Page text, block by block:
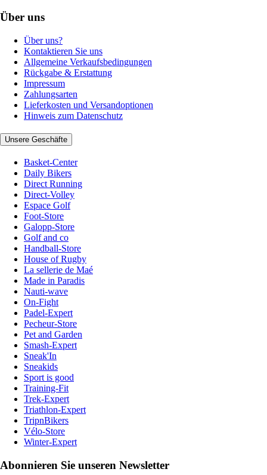
Über uns
Über uns?
Kontaktieren Sie uns
Allgemeine Verkaufsbedingungen
Rückgabe & Erstattung
Impressum
Zahlungsarten
Lieferkosten und Versandoptionen
Hinweis zum Datenschutz
Unsere Geschäfte
Basket-Center
Daily Bikers
Direct Running
Direct-Volley
Espace Golf
Foot-Store
Galopp-Store
Golf and co
Handball-Store
House of Rugby
La sellerie de Maé
Made in Paradis
Nauti-wave
On-Fight
Padel-Expert
Pecheur-Store
Pet and Garden
Smash-Expert
Sneak'In
Sneakids
Sport is good
Training-Fit
Trek-Expert
Triathlon-Expert
TripnBikers
Vélo-Store
Winter-Expert
Abonnieren Sie unseren Newsletter